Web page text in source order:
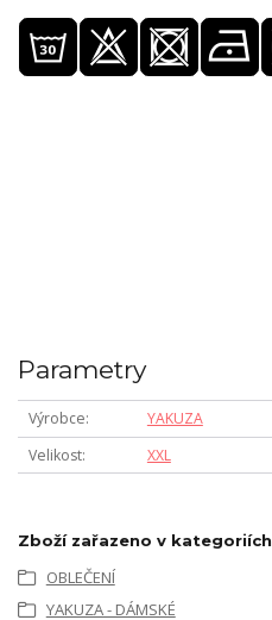
Parametry
Výrobce
YAKUZA
Velikost
XXL
Zboží zařazeno v kategoriích
OBLEČENÍ
YAKUZA - DÁMSKÉ